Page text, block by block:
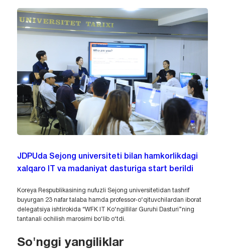
JDPUda Sejong universiteti bilan hamkorlikdagi
xalqaro IT va madaniyat dasturiga start berildi
Koreya Respublikasining nufuzli Sejong universitetidan tashrif
buyurgan 23 nafar talaba hamda professor-o‘qituvchilardan iborat
delegatsiya ishtirokida “WFK IT Ko‘ngillilar Guruhi Dasturi”ning
tantanali ochilish marosimi bo‘lib o‘tdi.
So'nggi yangiliklar